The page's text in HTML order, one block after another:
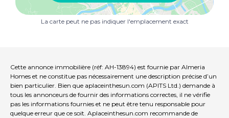
espagnole populaire. Les visites sont fortement
recommandées.
La carte peut ne pas indiquer l'emplacement exact
Cette annonce immobilière (réf: AH-13894) est fournie par Almeria
Homes et ne constitue pas nécessairement une description précise d’un
bien particulier. Bien que aplaceinthesun.com (APITS Ltd.) demande à
tous les annonceurs de fournir des informations correctes, il ne vérifie
pas les informations fournies et ne peut être tenu responsable pour
quelque erreur que ce soit. Aplaceinthesun.com recommande de